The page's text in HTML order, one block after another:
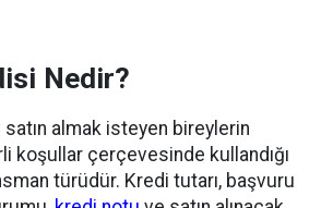
Nedir?
satın almak isteyen bireylerin
koşullar çerçevesinde kullandığı
türüdür. Kredi tutarı, başvuru